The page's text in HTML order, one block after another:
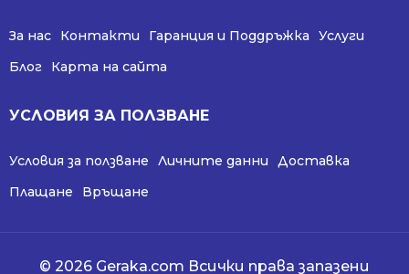
За нас Контакти Гаранция и Поддръжка
Услуги
Блог
Карта на сайта
УСЛОВИЯ ЗА ПОЛЗВАНЕ
Условия за ползване Личните данни
Доставка
Плащане
Връщане
© 2026 Geraka.com Всички права запазени